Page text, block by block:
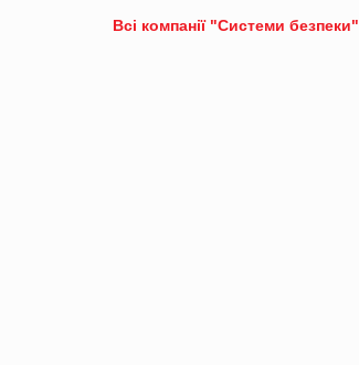
Всі компанії "Системи безпеки"